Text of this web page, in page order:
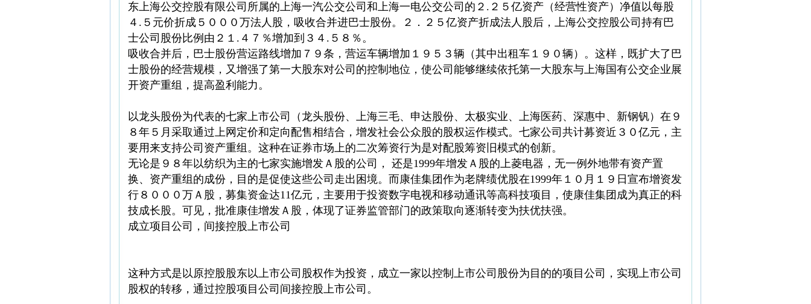
东上海公交控股有限公司所属的上海一汽公交公司和上海一电公交公司的２.２５亿资产（经营性资产）净值以每股
４.５元价折成５０００万法人股，吸收合并进巴士股份。２．２５亿资产折成法人股后，上海公交控股公司持有巴
士公司股份比例由２１.４７％增加到３４.５８％。
吸收合并后，巴士股份营运路线增加７９条，营运车辆增加１９５３辆（其中出租车１９０辆）。这样，既扩大了巴
士股份的经营规模，又增强了第一大股东对公司的控制地位，使公司能够继续依托第一大股东与上海国有公交企业展
开资产重组，提高盈利能力。
以龙头股份为代表的七家上市公司（龙头股份、上海三毛、申达股份、太极实业、上海医药、深惠中、新钢钒）在９
８年５月采取通过上网定价和定向配售相结合，增发社会公众股的股权运作模式。七家公司共计募资近３０亿元，主
要用来支持公司资产重组。这种在证券市场上的二次筹资行为是对配股筹资旧模式的创新。
无论是９８年以纺织为主的七家实施增发Ａ股的公司， 还是1999年增发Ａ股的上菱电器，无一例外地带有资产置
换、资产重组的成份，目的是促使这些公司走出困境。而康佳集团作为老牌绩优股在1999年１０月１９日宣布增资发
行８０００万Ａ股，募集资金达11亿元，主要用于投资数字电视和移动通讯等高科技项目，使康佳集团成为真正的科
技成长股。可见，批准康佳增发Ａ股，体现了证券监管部门的政策取向逐渐转变为扶优扶强。
成立项目公司，间接控股上市公司
这种方式是以原控股股东以上市公司股权作为投资，成立一家以控制上市公司股份为目的的项目公司，实现上市公司
股权的转移，通过控股项目公司间接控股上市公司。